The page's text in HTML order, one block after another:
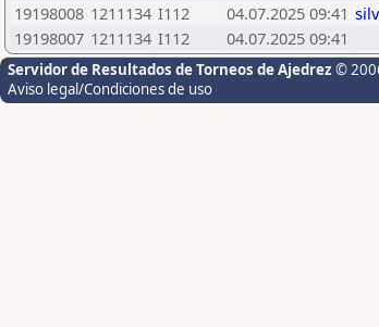
19198008 1211134 I112 04.07.2025 09:41
19198007 1211134 I112 04.07.2025 09:41
Servidor de Resultados de Torneos de Ajedrez ©
Aviso legal/Condiciones de uso